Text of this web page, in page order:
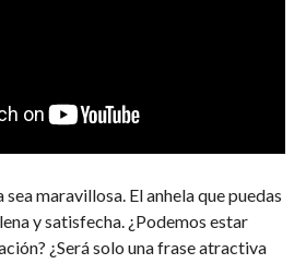
maravillosa. El anhela que puedas
y satisfecha. ¿Podemos estar
¿Será solo una frase atractiva